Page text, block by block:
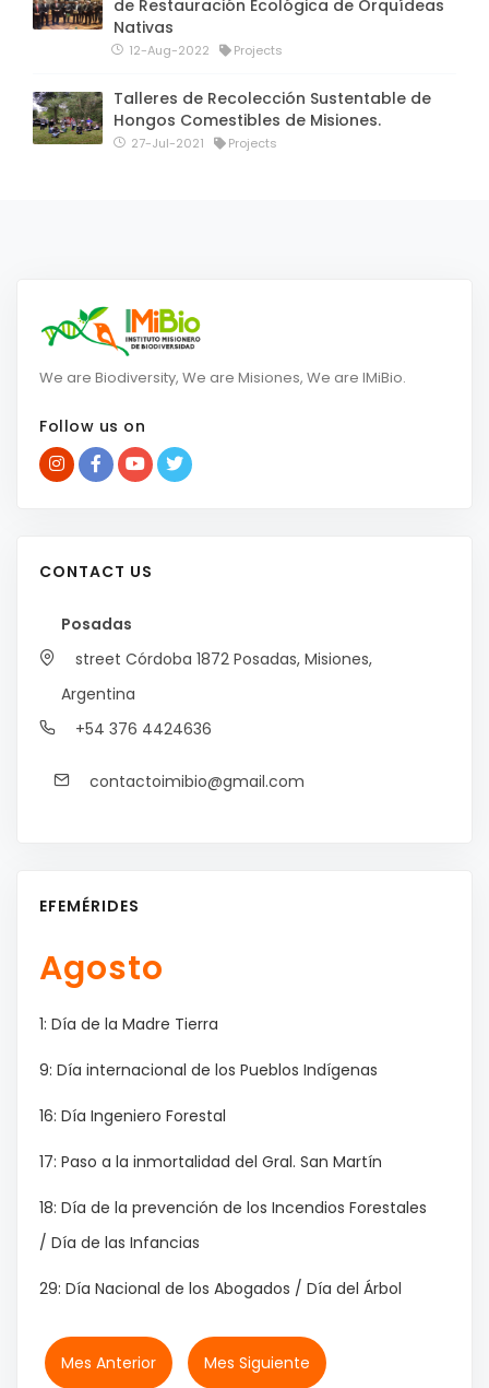
de Restauración Ecológica de Orquídeas
Nativas
12-Aug-2022 Projects
Talleres de Recolección Sustentable de
Hongos Comestibles de Misiones.
27-Jul-2021 Projects
We are Biodiversity, We are Misiones, We are IMiBio.
Follow us on
CONTACT US
Posadas
street Córdoba 1872 Posadas, Misiones,
Argentina
+54 376 4424636
contactoimibio@gmail.com
EFEMÉRIDES
Agosto
1: Día de la Madre Tierra
9: Día internacional de los Pueblos Indígenas
16: Día Ingeniero Forestal
17: Paso a la inmortalidad del Gral. San Martín
18: Día de la prevención de los Incendios Forestales
/ Día de las Infancias
29: Día Nacional de los Abogados / Día del Árbol
Mes Anterior Mes Siguiente